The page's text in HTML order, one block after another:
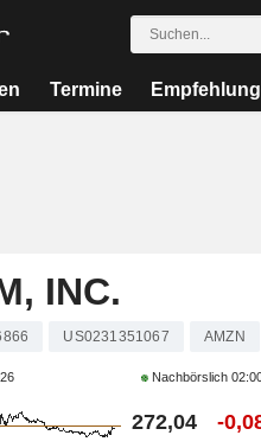
Termine
INC.
US0231351067 AMZN
Nachbörslich
272,04 -